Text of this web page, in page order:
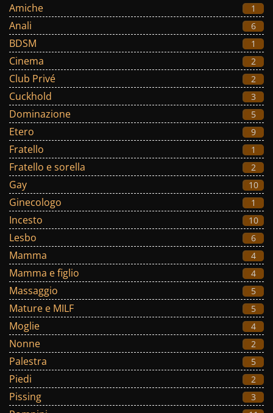
Amiche 1
Anali 6
BDSM 1
Cinema 2
Club Privé 2
Cuckhold 3
Dominazione 5
Etero 9
Fratello 1
Fratello e sorella 2
Gay 10
Ginecologo 1
Incesto 10
Lesbo 6
Mamma 4
Mamma e figlio 4
Massaggio 5
Mature e MILF 5
Moglie 4
Nonne 2
Palestra 5
Piedi 2
Pissing 3